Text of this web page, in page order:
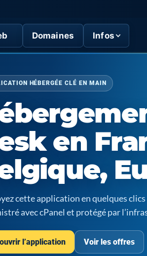
Domaines Infos
HÉBERGÉE CLÉ EN MAIN
en
cette application en quelques
avec cPanel et protégé par
l’application Voir les offres